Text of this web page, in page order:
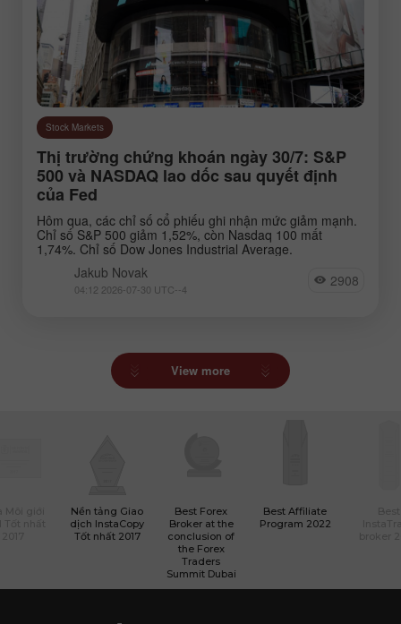
Stock Markets
Thị trường chứng khoán ngày 30/7: S&P
500 và NASDAQ lao dốc sau quyết định
của Fed
Hôm qua, các chỉ số cổ phiếu ghi nhận mức giảm mạnh.
Chỉ số S&P 500 giảm 1,52%, còn Nasdaq 100 mất
1,74%. Chỉ số Dow Jones Industrial Average.
Jakub Novak
04:12 2026-07-30 UTC--4 2908
View more
Nền tảng Giao
dịch InstaCopy
Tốt nhất 2017
Best Forex
Broker at the
conclusion of
the Forex
Traders
Summit Dubai
Best Affiliate
Program 2022